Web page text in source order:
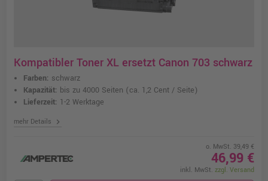
Kompatibler Toner XL ersetzt Canon 703 schwarz
Farben: schwarz
Kapazität: bis zu 4000 Seiten (ca. 1,2 Cent / Seite)
Lieferzeit: 1-2 Werktage
mehr Details chevron_right
o. MwSt. 39,49 €
46,99 €
inkl. MwSt. zzgl. Versand